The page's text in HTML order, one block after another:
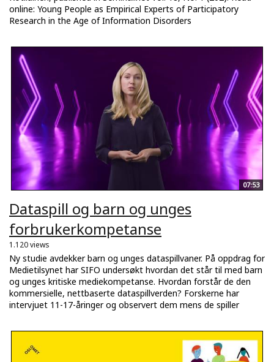
online: Young People as Empirical Experts of Participatory
Research in the Age of Information Disorders
07:53
Dataspill og barn og unges
forbrukerkompetanse
1.120 views
Ny studie avdekker barn og unges dataspillvaner. På oppdrag for
Medietilsynet har SIFO undersøkt hvordan det står til med barn
og unges kritiske mediekompetanse. Hvordan forstår de den
kommersielle, nettbaserte dataspillverden? Forskerne har
intervjuet 11-17-åringer og observert dem mens de spiller